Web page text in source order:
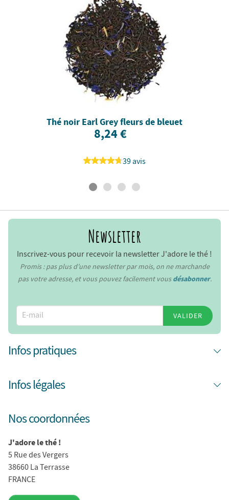
Thé noir Earl Grey fleurs de bleuet
8,24 €
39 avis
Newsletter
Inscrivez-vous pour recevoir la newsletter J'adore le thé !
Promis : pas plus d’une newsletter par mois, on ne marchande
pas votre adresse, et vous pouvez facilement vousdésabonner.
VALIDER
Infos pratiques
Infos légales
Nos coordonnées
J'adore le thé !
5 Rue des Vergers
38660 La Terrasse
FRANCE